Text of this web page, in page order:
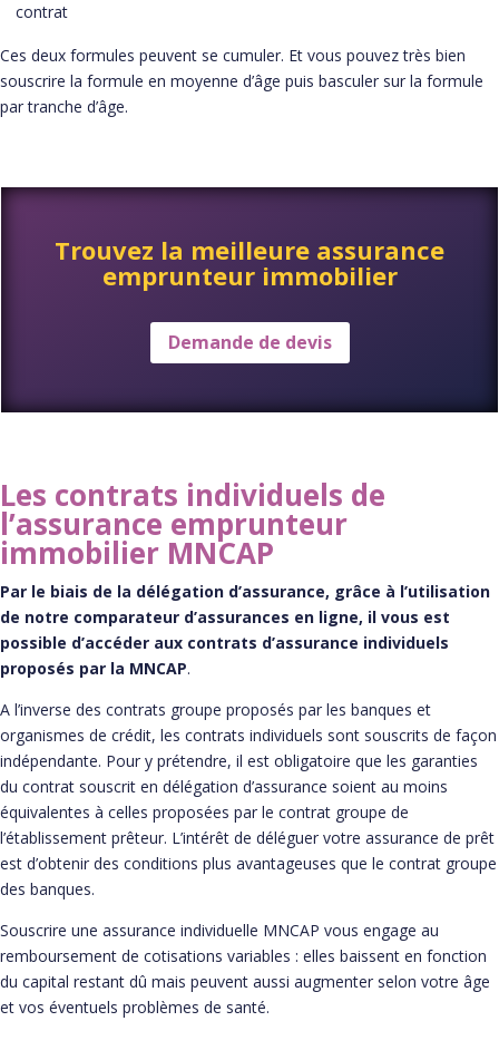
contrat
Ces deux formules peuvent se cumuler. Et vous pouvez très bien
souscrire la formule en moyenne d’âge puis basculer sur la formule
par tranche d’âge.
Trouvez la meilleure assurance
emprunteur immobilier
Demande de devis
Les contrats individuels de
l’assurance emprunteur
immobilier MNCAP
Par le biais de la délégation d’assurance, grâce à l’utilisation
de notre comparateur d’assurances en ligne, il vous est
possible d’accéder aux contrats d’assurance individuels
proposés par la MNCAP.
A l’inverse des contrats groupe proposés par les banques et
organismes de crédit, les contrats individuels sont souscrits de façon
indépendante. Pour y prétendre, il est obligatoire que les garanties
du contrat souscrit en délégation d’assurance soient au moins
équivalentes à celles proposées par le contrat groupe de
l’établissement prêteur. L’intérêt de déléguer votre assurance de prêt
est d’obtenir des conditions plus avantageuses que le contrat groupe
des banques.
Souscrire une assurance individuelle MNCAP vous engage au
remboursement de cotisations variables : elles baissent en fonction
du capital restant dû mais peuvent aussi augmenter selon votre âge
et vos éventuels problèmes de santé.